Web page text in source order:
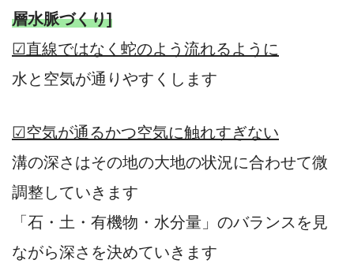
層水脈づくり]
☑直線ではなく蛇のよう流れるように
水と空気が通りやすくします
☑空気が通るかつ空気に触れすぎない
溝の深さはその地の大地の状況に合わせて微
調整していきます
「石・土・有機物・水分量」のバランスを見
ながら深さを決めていきます